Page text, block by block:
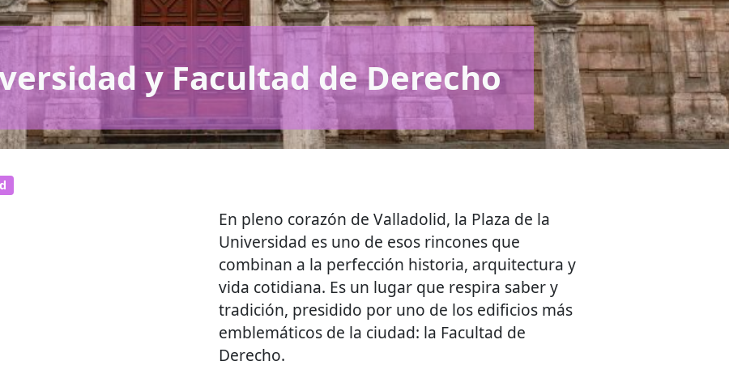
y Facultad de Derecho
En pleno corazón de Valladolid, la Plaza de la
Universidad es uno de esos rincones que
combinan a la perfección historia, arquitectura y
vida cotidiana. Es un lugar que respira saber y
tradición, presidido por uno de los edificios más
emblemáticos de la ciudad: la Facultad de
Derecho.